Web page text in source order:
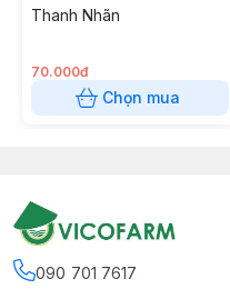
Thanh Nhãn
70.000đ
Chọn mua
090 701 7617